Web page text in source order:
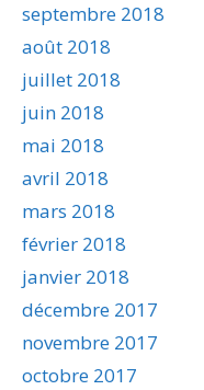
septembre 2018
août 2018
juillet 2018
juin 2018
mai 2018
avril 2018
mars 2018
février 2018
janvier 2018
décembre 2017
novembre 2017
octobre 2017